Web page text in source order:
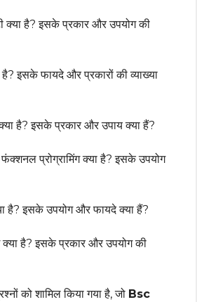
क्या है? इसके प्रकार और उपयोग की
है? इसके फायदे और प्रकारों की व्याख्या
है? इसके प्रकार और उपाय क्या हैं?
प्रोग्रामिंग क्या है? इसके उपयोग
है? इसके उपयोग और फायदे क्या हैं?
है? इसके प्रकार और उपयोग की
को शामिल किया गया है, जो Bsc